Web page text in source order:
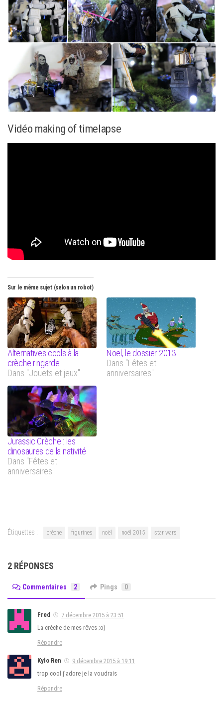
Vidéo making of timelapse
Sur le même sujet (selon un robot)
Alternatives cools à la
crèche ringarde
Dans "Jouets et jeux"
Noël, le dossier 2013
Dans "Fêtes et
anniversaires"
Jurassic Crèche : les
dinosaures de la nativité
Dans "Fêtes et
anniversaires"
Étiquettes : crèche figurines noël noël 2015 star wars
2 RÉPONSES
Commentaires 2 Pings 0
Fred
7 décembre 2015 à 23:51
La crèche de mes rêves ;o)
Répondre
Kylo Ren
9 décembre 2015 à 19:11
trop cool j’adore je la voudrais
Répondre